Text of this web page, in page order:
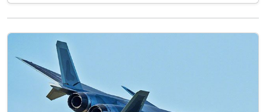
couches, annoncée par le Premier ministre
développé par le DRDO (Organisation de
recherche et développement pour la défense),
Lire la suite